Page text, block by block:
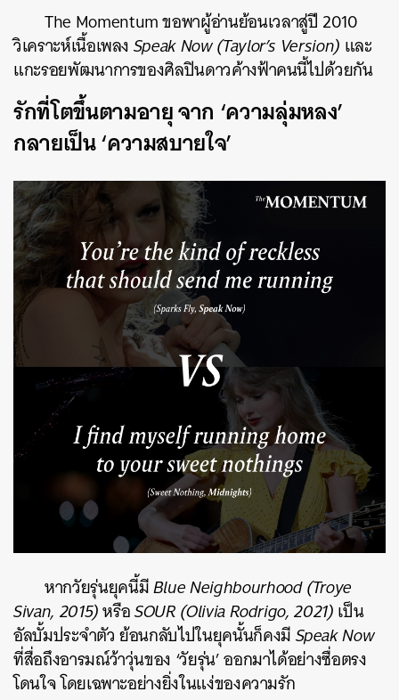
The Momentum ขอพาผู้อ่านย้อนเวลาสู่ปี 2010
วิเคราะห์เนื้อเพลงSpeak Now (Taylor’s Version) และ
แกะรอยพัฒนาการของศิลปินดาวค้างฟ้าคนนี้ไปด้วยกัน
รักที่โตขึ้นตามอายุ จาก ‘ความลุ่มหลง’
กลายเป็น ‘ความสบายใจ’
หากวัยรุ่นยุคนี้มีBlue Neighbourhood (Troye
Sivan, 2015)หรือSOUR (Olivia Rodrigo, 2021)เป็น
อัลบั้มประจำตัว ย้อนกลับไปในยุคนั้นก็คงมีSpeak Now
ที่สื่อถึงอารมณ์ว้าวุ่นของ ‘วัยรุ่น’ ออกมาได้อย่างซื่อตรง
โดนใจ โดยเฉพาะอย่างยิ่งในแง่ของความรัก